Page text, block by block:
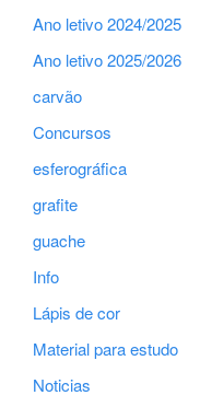
Ano letivo 2024/2025
Ano letivo 2025/2026
carvão
Concursos
esferográfica
grafite
guache
Info
Lápis de cor
Material para estudo
Noticias